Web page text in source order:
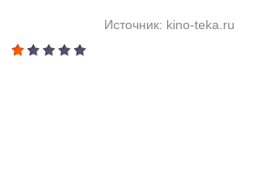
Источник: kino-teka.ru